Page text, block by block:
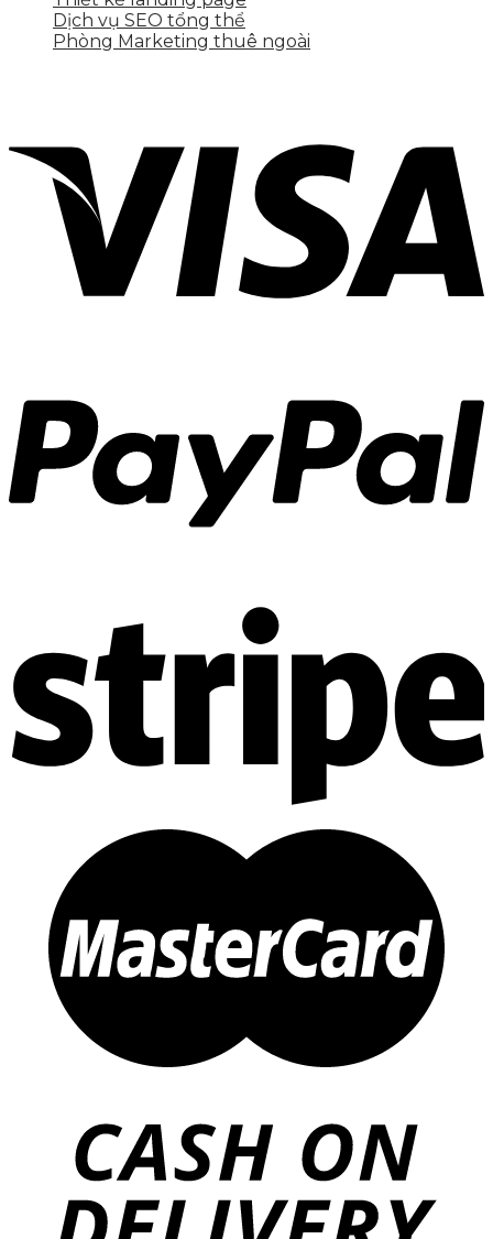
Dịch vụ SEO tổng thể
Phòng Marketing thuê ngoài